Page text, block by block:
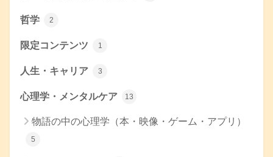
哲学 2
限定コンテンツ 1
人生・キャリア 3
心理学・メンタルケア 13
物語の中の心理学（本・映像・ゲーム・アプリ）
5